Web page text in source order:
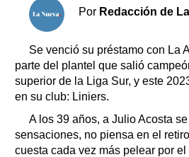
Suplementos
Loterías
Datos
Edictos
Por Redacción de
Se venció su préstamo con La
parte del plantel que salió
superior de la Liga Sur, y este
en su club: Liniers.
A los 39 años, a Julio Acosta
sensaciones, no piensa en el
cuesta cada vez más pelear por